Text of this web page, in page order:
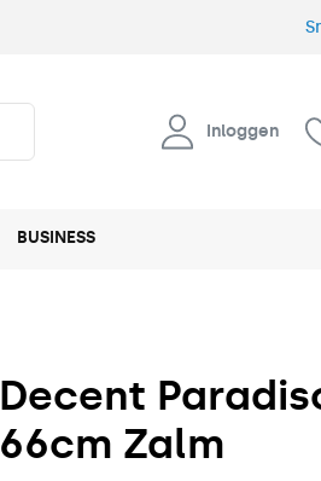
Inloggen
BUSINESS
Decent
66cm Zalm